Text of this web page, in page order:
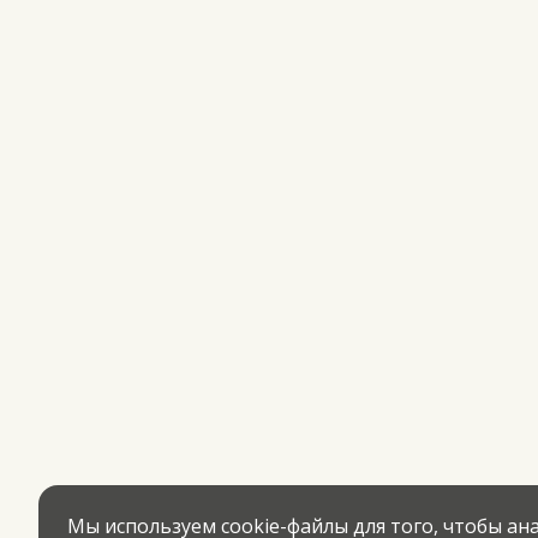
Мы используем cookie-файлы для того, чтобы